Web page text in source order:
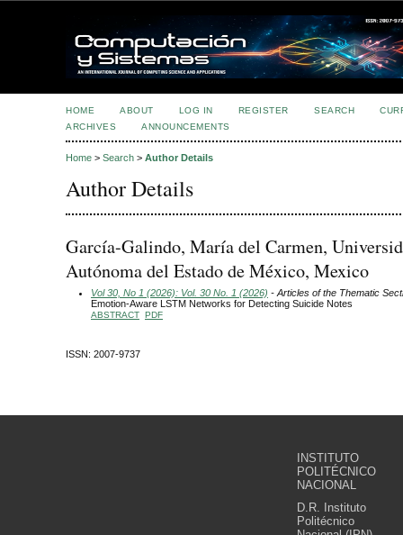
HOME ABOUT LOG IN REGISTER SEARCH
ARCHIVES
ANNOUNCEMENTS
Home > Search > Author Details
Author Details
García-Galindo, María del Carmen,
Autónoma del Estado de México, Mexico
Vol 30, No 1 (2026): Vol. 30 No. 1 (2026) - Articles of the Thematic
Emotion-Aware LSTM Networks for Detecting Suicide Notes
ABSTRACT PDF
ISSN: 2007-9737
INSTITUTO
POLITÉCNICO
NACIONAL
D.R. Instituto
Politécnico